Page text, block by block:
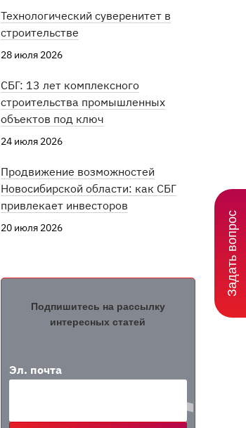
Технологический суверенитет в
строительстве
28 июля 2026
СБГ: 13 лет комплексного
строительства промышленных
объектов под ключ
24 июля 2026
Продвижение возможностей
Новосибирской области: как СБГ
привлекает инвесторов
20 июля 2026
Подпишитесь на рассылку
интересных статей
Эл. почта
Задать вопрос